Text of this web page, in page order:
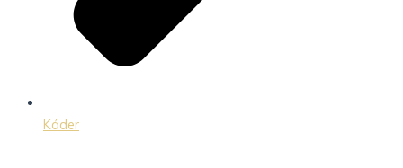
Káder